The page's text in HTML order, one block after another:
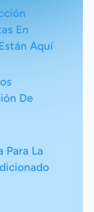
En
Aquí
De
Para La